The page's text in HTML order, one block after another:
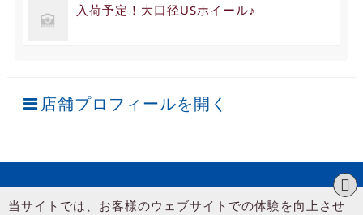
入荷予定！大口径USホイール♪
店舗プロフィールを開く
当サイトでは、お客様のウェブサイトでの体験を向上させ